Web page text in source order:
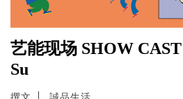
艺能现场 SHOW
Su
撰文 誠品生活